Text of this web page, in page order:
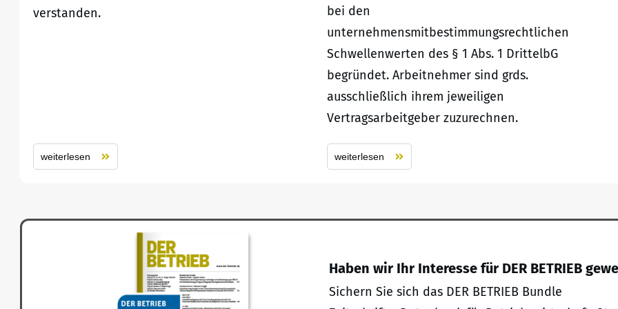
verstanden.
weiterlesen
bei den
unternehmensmitbestimmungsrechtlichen
Schwellenwerten des § 1 Abs. 1 DrittelbG
begründet. Arbeitnehmer sind grds.
ausschließlich ihrem jeweiligen
Vertragsarbeitgeber zuzurechnen.
weiterlesen
Haben wir Ihr Interesse für DER BETRIEB
Sichern Sie sich das DER BETRIEB Bundle